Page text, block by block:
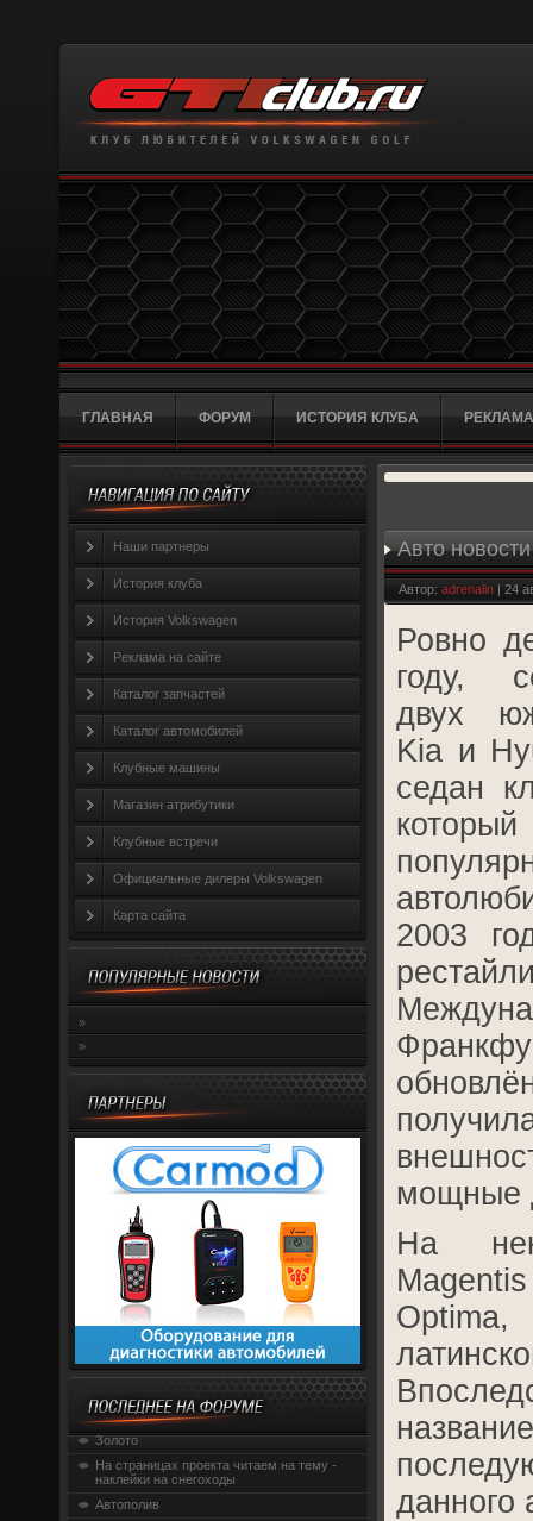
ГЛАВНАЯ ФОРУМ ИСТОРИЯ КЛУБА
Наши партнеры
История клуба
История Volkswagen
Реклама на сайте
Каталог запчастей
Каталог автомобилей
Клубные машины
Магазин атрибутики
Клубные встречи
Официальные дилеры Volkswagen
Карта сайта
»
»
Золото
На страницах проекта читаем на тему -
наклейки на снегоходы
Автополив
Авто новости
лучшим
Автор: adrenalin | 24
Ровно
году,
двух
Kia и
седан
2003
мощные
На
данного